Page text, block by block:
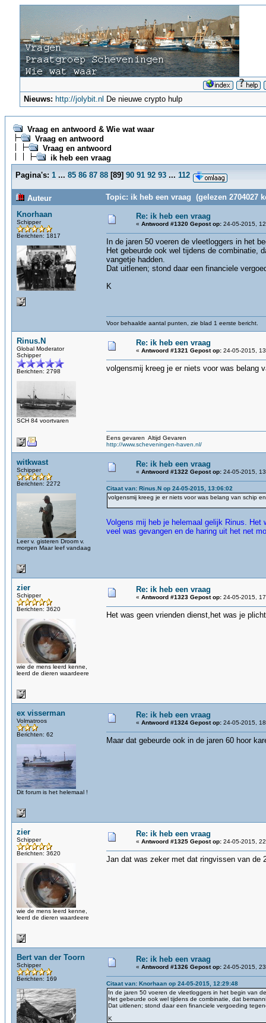
Nieuws: http://jolybit.nl De nieuwe crypto hulp
Vraag en antwoord & Wie wat waar
Vraag en antwoord
Vraag en antwoord
ik heb een vraag
Pagina's: 1 ... 85 86 87 88 [89] 90 91 92 93 ... 112
Auteur
Topic: ik heb een vraag (gelezen 2704027
Knorhaan
Schipper
Berichten: 1817
Re: ik heb een vraag
« Antwoord #1320 Gepost op: 24-05-2015,
In de jaren 50 voeren de vleetloggers in het
Het gebeurde ook wel tijdens de combinatie,
vangetje hadden.
Dat uitlenen; stond daar een financiele
K
Voor behaalde aantal punten, zie blad 1 eerste bericht.
Rinus.N
Global Moderator
Schipper
Berichten: 2798
SCH 84 voortvaren
Re: ik heb een vraag
« Antwoord #1321 Gepost op: 24-05-2015,
volgensmij kreeg je er niets voor was belang
Eens gevaren Altijd Gevaren
http://www.scheveningen-haven.nl/
witkwast
Schipper
Berichten: 2272
Leer v. gisteren Droom v.
morgen Maar leef vandaag
Re: ik heb een vraag
« Antwoord #1322 Gepost op: 24-05-2015,
Citaat van: Rinus.N op 24-05-2015, 13:06:02
volgensmij kreeg je er niets voor was belang van schip
Volgens mij heb je helemaal gelijk Rinus.
veel was gevangen en de haring uit het net
zier
Schipper
Berichten: 3620
wie de mens leerd kenne,
leerd de dieren waardeere
Re: ik heb een vraag
« Antwoord #1323 Gepost op: 24-05-2015,
Het was geen vrienden dienst,het was je
ex visserman
Volmatroos
Berichten: 62
Dit forum is het helemaal !
Re: ik heb een vraag
« Antwoord #1324 Gepost op: 24-05-2015,
Maar dat gebeurde ook in de jaren 60 hoor
zier
Schipper
Berichten: 3620
wie de mens leerd kenne,
leerd de dieren waardeere
Re: ik heb een vraag
« Antwoord #1325 Gepost op: 24-05-2015,
Jan dat was zeker met dat ringvissen van de
Bert van der Toorn
Schipper
Berichten: 169
Re: ik heb een vraag
« Antwoord #1326 Gepost op: 24-05-2015,
Citaat van: Knorhaan op 24-05-2015, 12:29:48
In de jaren 50 voeren de vleetloggers in het begin van
Het gebeurde ook wel tijdens de combinatie, dat
Dat uitlenen; stond daar een financiele vergoeding
K